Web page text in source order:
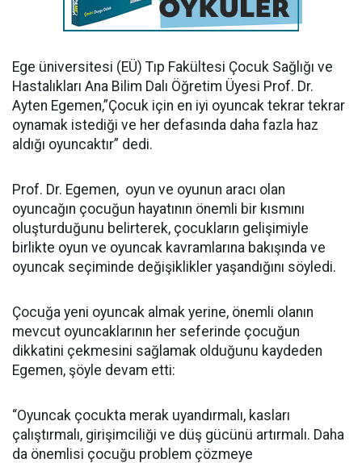
Ege üniversitesi (EÜ) Tıp Fakültesi Çocuk Sağlığı ve
Hastalıkları Ana Bilim Dalı Öğretim Üyesi Prof. Dr.
Ayten Egemen,”Çocuk için en iyi oyuncak tekrar tekrar
oynamak istediği ve her defasında daha fazla haz
aldığı oyuncaktır” dedi.
Prof. Dr. Egemen, oyun ve oyunun aracı olan
oyuncağın çocuğun hayatının önemli bir kısmını
oluşturduğunu belirterek, çocukların gelişimiyle
birlikte oyun ve oyuncak kavramlarına bakışında ve
oyuncak seçiminde değişiklikler yaşandığını söyledi.
Çocuğa yeni oyuncak almak yerine, önemli olanın
mevcut oyuncaklarının her seferinde çocuğun
dikkatini çekmesini sağlamak olduğunu kaydeden
Egemen, şöyle devam etti:
“Oyuncak çocukta merak uyandırmalı, kasları
çalıştırmalı, girişimciliği ve düş gücünü artırmalı. Daha
da önemlisi çocuğu problem çözmeye